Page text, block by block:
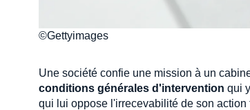
©Gettyimages
Une société confie une mission à un
conditions générales d'intervention qui
qui lui oppose l'irrecevabilité de son action